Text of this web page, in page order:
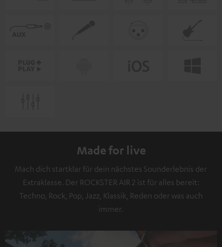
Made for live
Mach dich startklar für dein nächstes Sounderlebnis der
Extraklasse. Der ROCKSTER AIR 2 ist für alles bereit:
Techno, Rock, Pop, Jazz, Klassik, Reden oder was auch
immer.